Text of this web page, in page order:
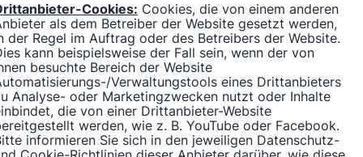
Cookies: Cookies, die von einem anderen
als dem Betreiber der Website gesetzt werden,
der Regel im Auftrag oder des Betreibers der Website.
kann beispielsweise der Fall sein, wenn der von
besuchte Bereich der Website
Verwaltungstools eines Drittanbieters
Analyse- oder Marketingzwecken nutzt oder Inhalte
die von einer Drittanbieter-Website
werden, wie z. B. YouTube oder Facebook.
informieren Sie sich in den jeweiligen Datenschutz-